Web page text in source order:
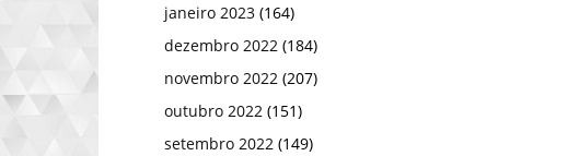
janeiro 2023 (164)
dezembro 2022 (184)
novembro 2022 (207)
outubro 2022 (151)
setembro 2022 (149)